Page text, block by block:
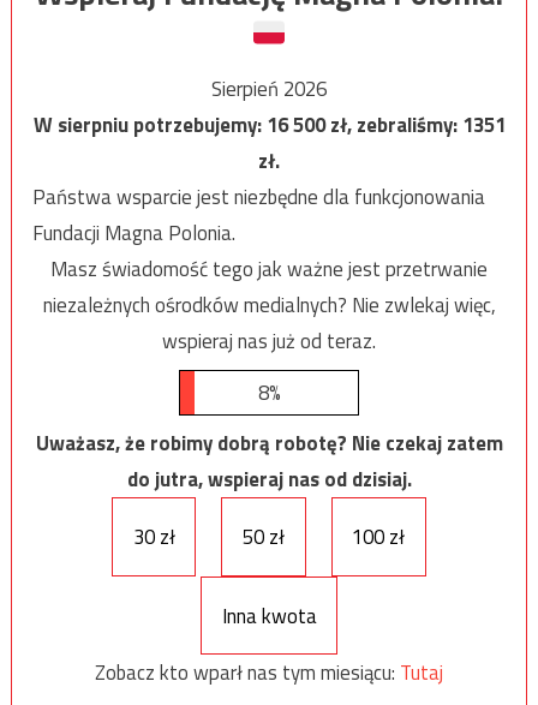
Sierpień 2026
W sierpniu potrzebujemy:16 500zł, zebraliśmy:1351
zł.
Państwa wsparcie jest niezbędne dla funkcjonowania
Fundacji Magna Polonia.
Masz świadomość tego jak ważne jest przetrwanie
niezależnych ośrodków medialnych? Nie zwlekaj więc,
wspieraj nas już od teraz.
8%
Uważasz, że robimy dobrą robotę? Nie czekaj zatem
do jutra, wspieraj nas od dzisiaj.
30 zł
50 zł 100 zł
Inna kwota
Zobacz kto wparł nas tym miesiącu: Tutaj